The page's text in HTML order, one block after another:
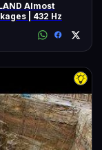
Almost
| 432 Hz